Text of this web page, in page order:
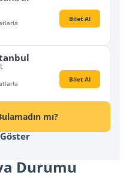
Bilet Al
Bilet Al
mı?
Durumu